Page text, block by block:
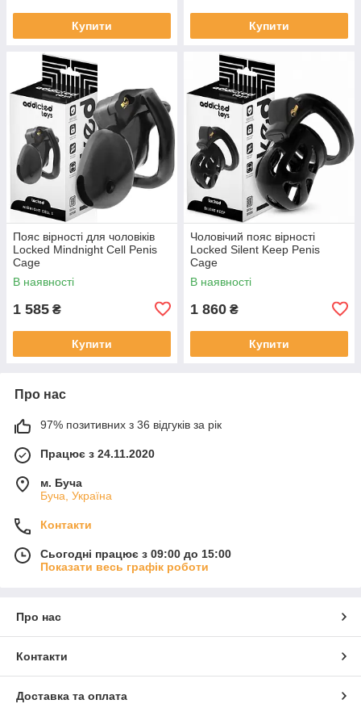
Купити Купити
Пояс вірності для чоловіків
Locked Mindnight Cell Penis
Cage
В наявності
1 585 ₴
Купити
Чоловічий пояс вірності
Locked Silent Keep Penis
Cage
В наявності
1 860 ₴
Купити
Про нас
97% позитивних з 36 відгуків за рік
Працює з 24.11.2020
м. Буча
Буча, Україна
Контакти
Сьогодні працює з 09:00 до 15:00
Показати весь графік роботи
Про нас
Контакти
Доставка та оплата